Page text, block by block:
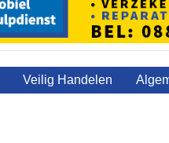
Veilig Handelen